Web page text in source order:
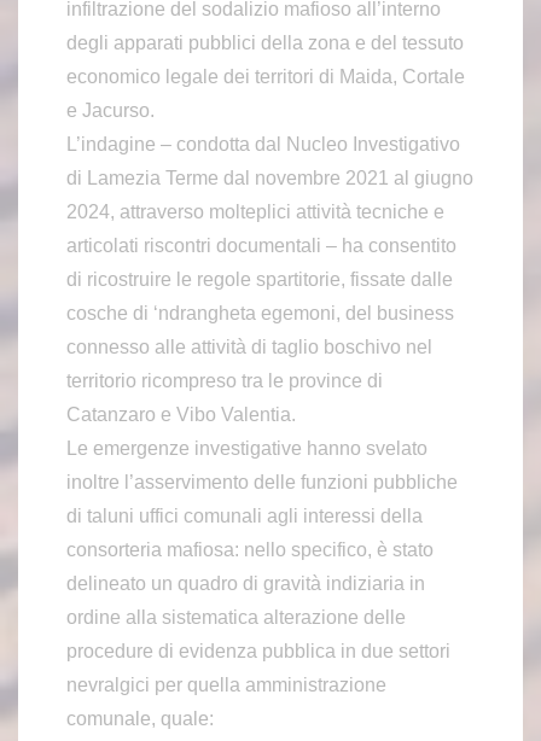
infiltrazione del sodalizio mafioso all’interno
degli apparati pubblici della zona e del tessuto
economico legale dei territori di Maida, Cortale
e Jacurso.
L’indagine – condotta dal Nucleo Investigativo
di Lamezia Terme dal novembre 2021 al giugno
2024, attraverso molteplici attività tecniche e
articolati riscontri documentali – ha consentito
di ricostruire le regole spartitorie, fissate dalle
cosche di ‘ndrangheta egemoni, del business
connesso alle attività di taglio boschivo nel
territorio ricompreso tra le province di
Catanzaro e Vibo Valentia.
Le emergenze investigative hanno svelato
inoltre l’asservimento delle funzioni pubbliche
di taluni uffici comunali agli interessi della
consorteria mafiosa: nello specifico, è stato
delineato un quadro di gravità indiziaria in
ordine alla sistematica alterazione delle
procedure di evidenza pubblica in due settori
nevralgici per quella amministrazione
comunale, quale: